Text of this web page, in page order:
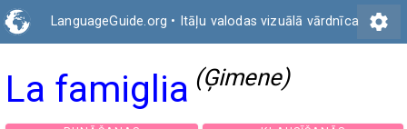
LanguageGuide.org • Itāļu valodas vizuālā vārdnīca settings
La famiglia (Ģimene)